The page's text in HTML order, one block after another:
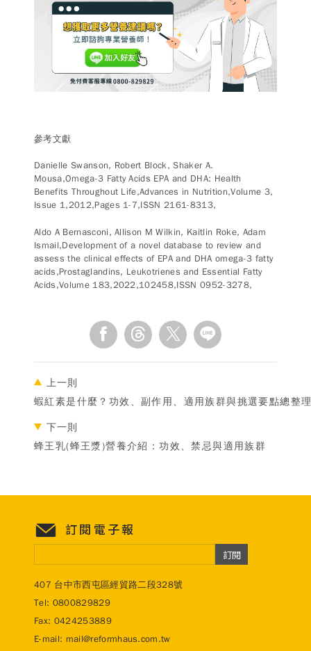
參考文獻
Danielle Swanson, Robert Block, Shaker A.
Mousa,Omega-3 Fatty Acids EPA and DHA: Health
Benefits Throughout Life,Advances in Nutrition,Volume 3,
Issue 1,2012,Pages 1-7,ISSN 2161-8313,
Aldo A Bernasconi, Allison M Wilkin, Kaitlin Roke, Adam
Ismail,Development of a novel database to review and
assess the clinical effects of EPA and DHA omega-3 fatty
acids,Prostaglandins, Leukotrienes and Essential Fatty
Acids,Volume 183,2022,102458,ISSN 0952-3278,
上一則
蝦紅素是什麼？功效、副作用、適用族群與挑選要點總整
下一則
蜂王乳(蜂王漿)營養介紹：功效、禁忌與適用族群
訂閱電子報
訂閱
407 台中市西屯區經貿路二段328號
Tel: 0800829829
Fax: 0424253889
E-mail: mail@reformhaus.com.tw